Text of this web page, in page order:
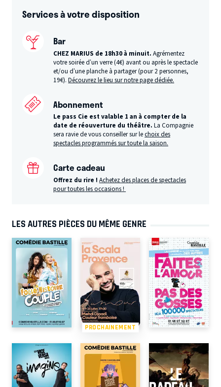
Services à votre disposition
Bar
CHEZ MARIUS de 18h30 à minuit.Agrémentez
votre soirée d’un verre (4€) avant ou après le spectacle
et/ou d’une planche à partager (pour 2 personnes,
19€).Découvrez le lieu sur notre page dédiée.
Abonnement
Le pass Cie est valable 1 an à compter de la
date de réouverture du théâtre.La Compagnie
sera ravie de vous conseiller sur lechoix des
spectacles programmés sur toute la saison.
Carte cadeau
Offrez du rire ! Achetez des places de spectacles
pour toutes les occasions !
LES AUTRES PIÈCES DU MÊME GENRE
PROCHAINEMENT